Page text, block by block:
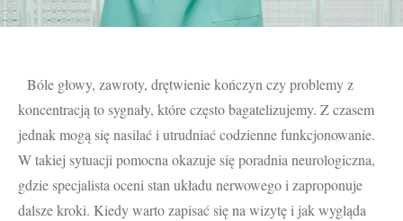
Bóle głowy, zawroty, drętwienie kończyn czy problemy z
koncentracją to sygnały, które często bagatelizujemy. Z czasem
jednak mogą się nasilać i utrudniać codzienne funkcjonowanie.
W takiej sytuacji pomocna okazuje się poradnia neurologiczna,
gdzie specjalista oceni stan układu nerwowego i zaproponuje
dalsze kroki. Kiedy warto zapisać się na wizytę i jak wygląda